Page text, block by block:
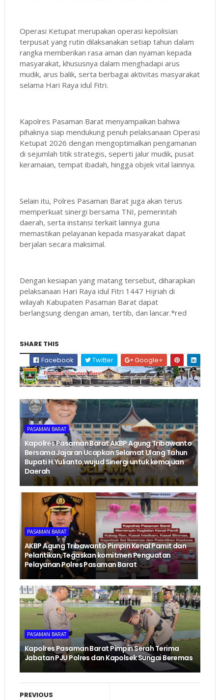
Operasi Ketupat merupakan operasi kepolisian
terpusat yang rutin dilaksanakan setiap tahun dalam
rangka memberikan rasa aman dan nyaman kepada
masyarakat, khususnya dalam menghadapi arus
mudik, arus balik, serta berbagai aktivitas masyarakat
selama Hari Raya idul Fitri.
Kapolres Pasaman Barat menyampaikan bahwa
pihaknya siap mendukung penuh pelaksanaan Operasi
Ketupat 2026 dengan mengoptimalkan pengamanan
di sejumlah titik strategis, seperti jalur mudik, pusat
keramaian, tempat ibadah, hingga objek vital lainnya.
Selain itu, Polres Pasaman Barat juga akan terus
memperkuat sinergi bersama TNI, pemerintah
daerah, serta instansi terkait lainnya guna
memastikan pelayanan kepada masyarakat dapat
berjalan secara maksimal.
Dengan kesiapan yang matang tersebut, diharapkan
pelaksanaan Hari Raya idul Fitri 1447 Hijriah di
wilayah Kabupaten Pasaman Barat dapat
berlangsung dengan aman, tertib, dan lancar.*red
SHARE THIS
Facebook
Twitter Google+
PASAMAN BARAT
Kapolres Pasaman Barat AKBP Agung Tribawanto
Bersama Jajaran Ucapkan Selamat Ulang Tahun
Bupati H.Yulianto,wujud Sinergi untuk kemajuan
Daerah
PASAMAN BARAT
AKBP Agung Tribawanto Pimpin Kenal Pamit dan
Pelantikan,Tegaskan komitmen Penguatan
Pelayanan Polres Pasaman Barat
PASAMAN BARAT
Kapolres Pasaman Barat Pimpin Serah Terima
Jabatan PJU Polres dan Kapolsek Sungai Beremas
PREVIOUS